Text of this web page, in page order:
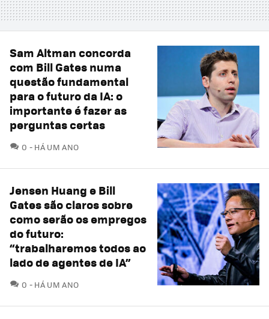
Sam Altman concorda
com Bill Gates numa
questão fundamental
para o futuro da IA: o
importante é fazer as
perguntas certas
0 COMENTÁRIOS
HÁ UM ANO
Jensen Huang e Bill
Gates são claros sobre
como serão os empregos
do futuro:
“trabalharemos todos ao
lado de agentes de IA”
0 COMENTÁRIOS
HÁ UM ANO